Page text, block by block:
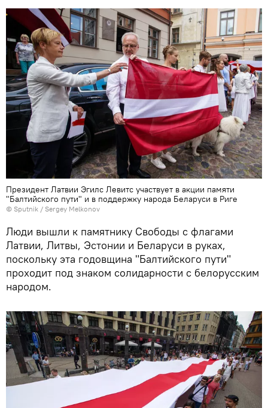
Президент Латвии Эгилс Левитс участвует в акции памяти
"Балтийского пути" и в поддержку народа Беларуси в Риге
© Sputnik / Sergey Melkonov
Люди вышли к памятнику Свободы с флагами
Латвии, Литвы, Эстонии и Беларуси в руках,
поскольку эта годовщина "Балтийского пути"
проходит под знаком солидарности с белорусским
народом.